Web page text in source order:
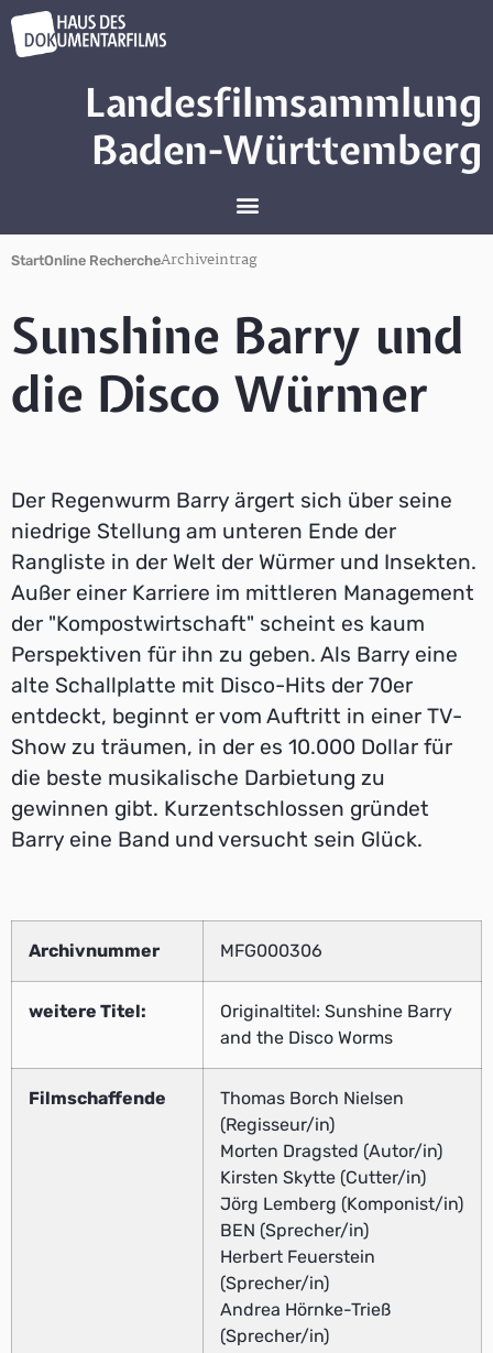
Landesfilmsammlung
Baden-Württemberg
StartOnline RechercheArchiveintrag
Sunshine Barry und
die Disco Würmer
Der Regenwurm Barry ärgert sich über seine
niedrige Stellung am unteren Ende der
Rangliste in der Welt der Würmer und Insekten.
Außer einer Karriere im mittleren Management
der "Kompostwirtschaft" scheint es kaum
Perspektiven für ihn zu geben. Als Barry eine
alte Schallplatte mit Disco-Hits der 70er
entdeckt, beginnt er vom Auftritt in einer TV-
Show zu träumen, in der es 10.000 Dollar für
die beste musikalische Darbietung zu
gewinnen gibt. Kurzentschlossen gründet
Barry eine Band und versucht sein Glück.
Archivnummer MFG000306
weitere Titel:
Originaltitel: Sunshine Barry
and the Disco Worms
Filmschaffende
Thomas Borch Nielsen
(Regisseur/in)
Morten Dragsted (Autor/in)
Kirsten Skytte (Cutter/in)
Jörg Lemberg (Komponist/in)
BEN (Sprecher/in)
Herbert Feuerstein
(Sprecher/in)
Andrea Hörnke-Trieß
(Sprecher/in)